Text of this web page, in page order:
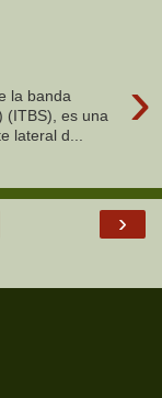
›
la banda
(ITBS), es una
lateral d...
›